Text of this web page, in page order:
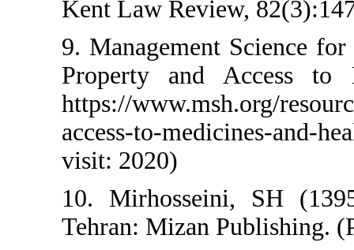
Kent Law
9. Management
Property and
https://
access-to-
visit: 2020)
10.
Tehran: Mizan